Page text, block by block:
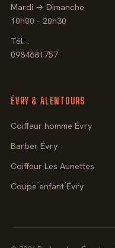
Mardi → Dimanche
10h00 – 20h30
Tél. :
0984681757
ÉVRY & ALENTOURS
Coiffeur homme Évry
Barber Évry
Coiffeur Les Aunettes
Coupe enfant Évry